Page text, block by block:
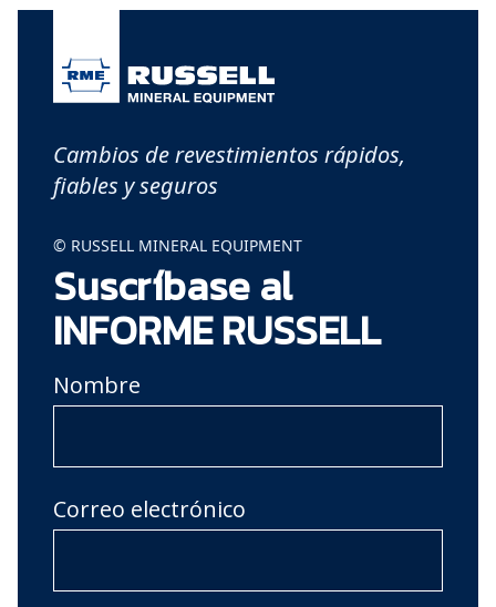
Cambios de revestimientos rápidos,
fiables y seguros
© RUSSELL MINERAL EQUIPMENT
Suscríbase al
INFORME RUSSELL
Nombre
Correo electrónico